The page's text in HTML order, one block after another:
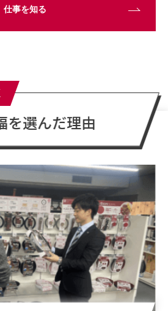
仕事を知る
を選んだ理由